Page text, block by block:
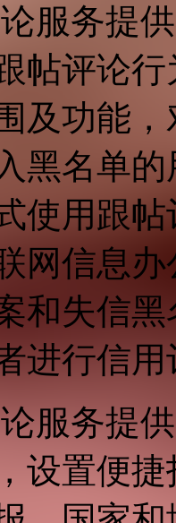
服务提
帖评论
及功能
黑名单
使用跟
网信息
和失信
进行信用
服务提
设置便